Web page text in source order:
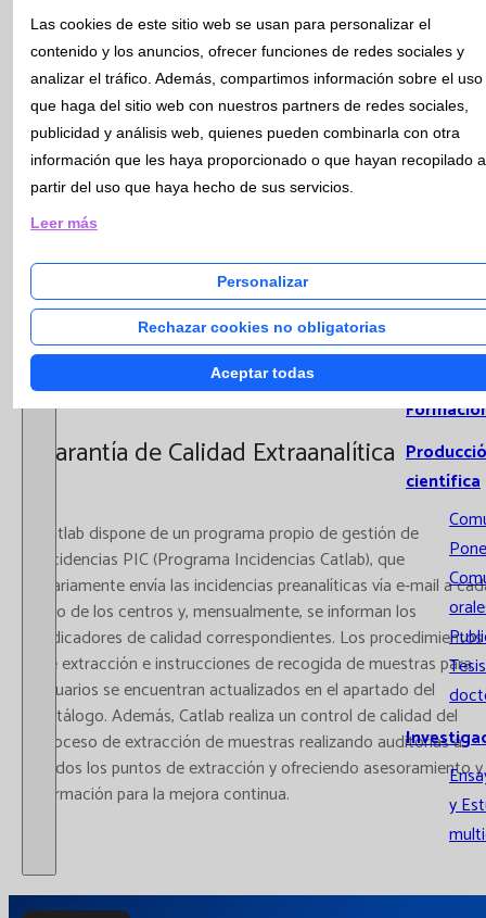
Calidad y
Medio
Ambiente
Sistemas
científica
Tesis
y
muestras dispone de un sistema de distribuidores
(p512 y p612) que recepcionan, alicuotan y priorizan el
procesamiento de las muestras. Las muestras especiales se
recepcionan manualmente y se distribuyen a las áreas de
trabajo.
Garantía de Calidad Extraanalítica
Catlab dispone de un programa propio de gestión de
incidencias PIC (Programa Incidencias Catlab), que
diariamente envía las incidencias preanalíticas vía e-mail a
uno de los centros y, mensualmente, se informan los
indicadores de calidad correspondientes. Los procedimientos
de extracción e instrucciones de recogida de muestras para
usuarios se encuentran actualizados en el apartado del
catálogo. Además, Catlab realiza un control de calidad del
proceso de extracción de muestras realizando auditorías a
todos los puntos de extracción y ofreciendo asesoramiento y
formación para la mejora continua.
Las cookies de este sitio web se usan para personalizar el
contenido y los anuncios, ofrecer funciones de redes sociales y
analizar el tráfico. Además, compartimos información sobre el uso
que haga del sitio web con nuestros partners de redes sociales,
publicidad y análisis web, quienes pueden combinarla con otra
información que les haya proporcionado o que hayan recopilado a
partir del uso que haya hecho de sus servicios.
Leer más
Personalizar
Rechazar cookies no obligatorias
Aceptar todas